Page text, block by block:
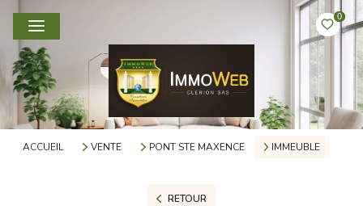
0
ACCUEIL VENTE PONT STE MAXENCE IMMEUBLE
RETOUR